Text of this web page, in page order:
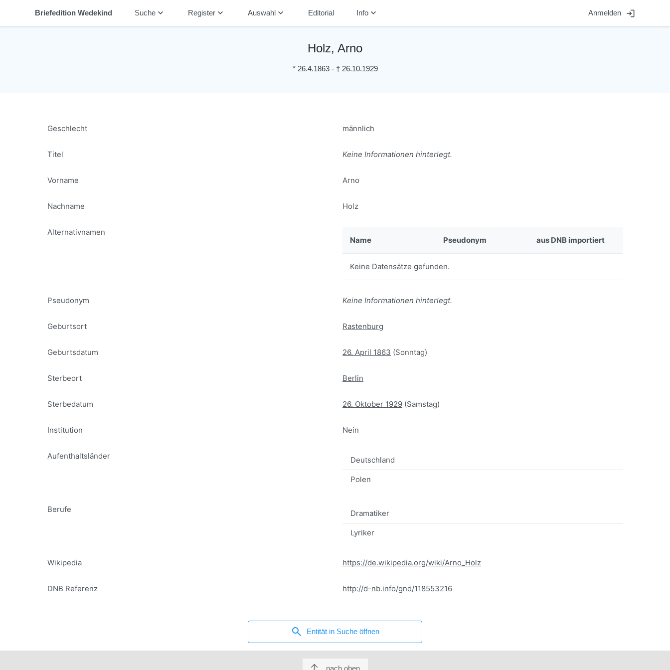
Briefedition Wedekind Suchekeyboard_arrow_down Registerkeyboard_arrow_down Auswahlkeyboard_arrow_down Editorial Infokeyboard_arrow_down Anmelden login
Holz, Arno
* 26.4.1863- † 26.10.1929
Geschlecht männlich
Titel Keine Informationen hinterlegt.
Vorname Arno
Nachname Holz
Alternativnamen
Name
Pseudonym aus DNB importiert
Keine Datensätze gefunden.
Pseudonym Keine Informationen hinterlegt.
Geburtsort Rastenburg
Geburtsdatum 26. April 1863 (Sonntag)
Sterbeort Berlin
Sterbedatum 26. Oktober 1929 (Samstag)
Institution Nein
Aufenthaltsländer Deutschland
Polen
Berufe Dramatiker
Lyriker
Wikipedia https://de.wikipedia.org/wiki/Arno_Holz
DNB Referenz http://d-nb.info/gnd/118553216
search Entität in Suche öffnen
nach oben